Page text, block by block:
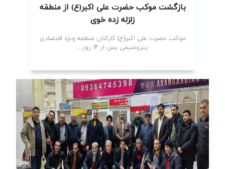
بازگشت موکب حضرت علی اکبر(ع) از منطقه
زلزله زده خوی
موکب حضرت علی اکبر(ع) کارکنان منطقه ویژه اقتصادی
پتروشیمی پس از ۱۴ روز...